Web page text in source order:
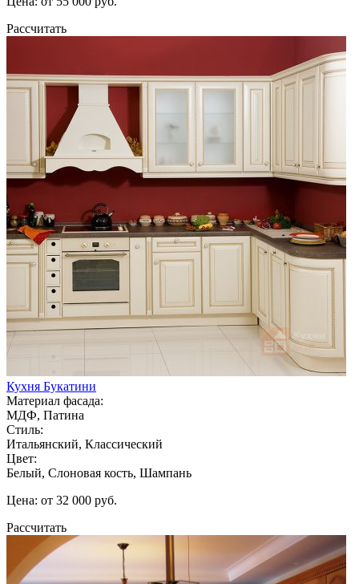
Рассчитать
Кухня Букатини
Материал фасада:
МДФ, Патина
Стиль:
Итальянский, Классический
Цвет:
Белый, Слоновая кость, Шампань
Цена: от 32 000 руб.
Рассчитать